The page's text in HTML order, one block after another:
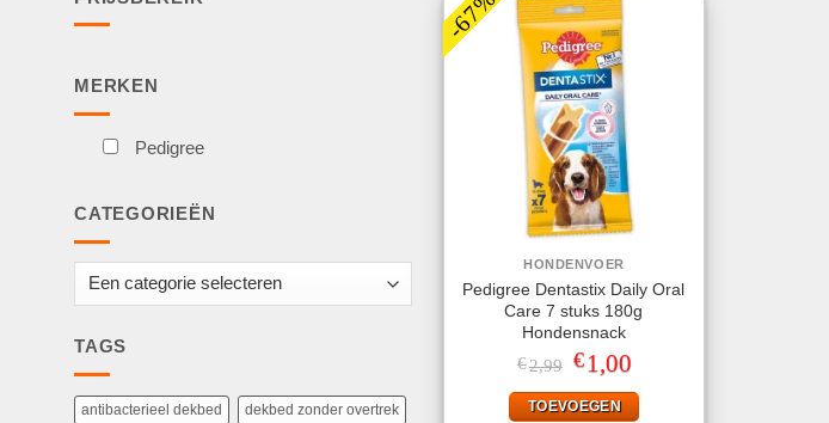
MERKEN
Pedigree
CATEGORIEËN
TAGS
antibacterieel dekbed dekbed zonder overtrek
-67%
HONDENVOER
Pedigree Dentastix Daily Oral
Care 7 stuks 180g
Hondensnack
€2,99 Oorspronkelijke
prijs
was:
€2,99.
€ 1,00Huidige
prijs
is:
€1,00.
TOEVOEGEN